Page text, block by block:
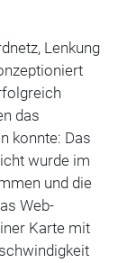
Lenkung
das
konnte: Das
wurde im
und die
Web-
Karte mit